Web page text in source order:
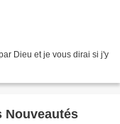
Dieu et je vous dirai si j'y
Nouveautés